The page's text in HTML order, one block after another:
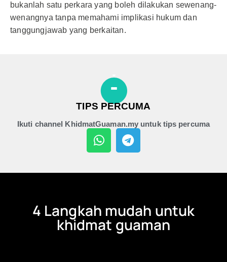
bukanlah satu perkara yang boleh dilakukan sewenang-
wenangnya tanpa memahami implikasi hukum dan
tanggungjawab yang berkaitan.
TIPS PERCUMA
Ikuti channel KhidmatGuaman.my untuk tips percuma
4 Langkah mudah untuk
khidmat guaman